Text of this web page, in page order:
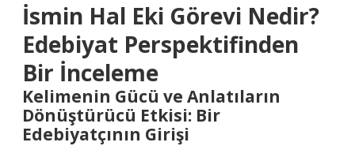
İsmin Hal Eki Görevi Nedir?
Edebiyat Perspektifinden
Bir İnceleme
Kelimenin Gücü ve Anlatıların
Dönüştürücü Etkisi: Bir
Edebiyatçının Girişi